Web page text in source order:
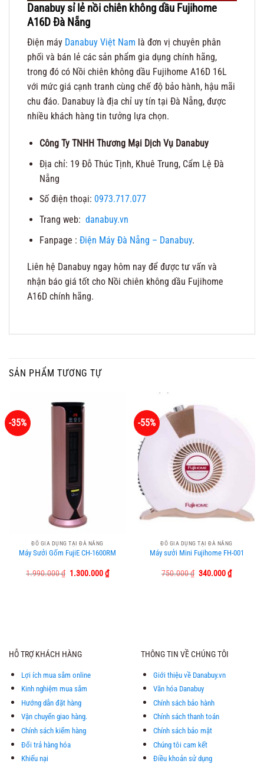
Danabuy sỉ lẻ nồi chiên không dầu Fujihome
A16D Đà Nẵng
Điện máy Danabuy Việt Nam là đơn vị chuyên phân
phối và bán lẻ các sản phẩm gia dụng chính hãng,
trong đó có Nồi chiên không dầu Fujihome A16D 16L
với mức giá cạnh tranh cùng chế độ bảo hành, hậu mãi
chu đáo. Danabuy là địa chỉ uy tín tại Đà Nẵng, được
nhiều khách hàng tin tưởng lựa chọn.
Công Ty TNHH Thương Mại Dịch Vụ Danabuy
Địa chỉ: 19 Đỗ Thúc Tịnh, Khuê Trung, Cẩm Lệ Đà
Nẵng
Số điện thoại: 0973.717.077
Trang web: danabuy.vn
Fanpage : Điện Máy Đà Nẵng – Danabuy.
Liên hệ Danabuy ngay hôm nay để được tư vấn và
nhận báo giá tốt cho Nồi chiên không dầu Fujihome
A16D chính hãng.
SẢN PHẨM TƯƠNG TỰ
-35%
ĐỒ GIA DỤNG TẠI ĐÀ NẴNG
Máy Sưởi Gốm FujiE CH-1600RM
1.990.000₫ Giá
1.300.000₫Giá
hiện
-55%
ĐỒ GIA DỤNG TẠI ĐÀ NẴNG
Máy sưởi Mini Fujihome FH-001
750.000₫ Giá
340.000₫Giá
hiện
HỖ TRỢ KHÁCH HÀNG
Lợi ích mua sắm online
Kinh nghiệm mua sắm
Hướng dẫn đặt hàng
Vận chuyển giao hàng.
Chính sách kiểm hàng
Đổi trả hàng hóa
Khiếu nại
THÔNG TIN VỀ CHÚNG TÔI
Giới thiệu về Danabuy.vn
Văn hóa Danabuy
Chính sách bảo hành
Chính sách thanh toán
Chính sách bảo mật
Chúng tôi cam kết
Điều khoản sử dụng